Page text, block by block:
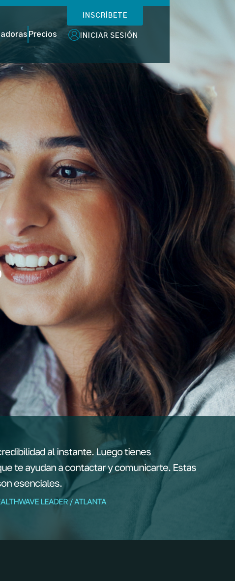
Precios
INSCRÍBETE
INICIAR SESIÓN
al instante. Luego tienes
te ayudan a contactar y comunicarte. Estas
esenciales.
LEADER / ATLANTA